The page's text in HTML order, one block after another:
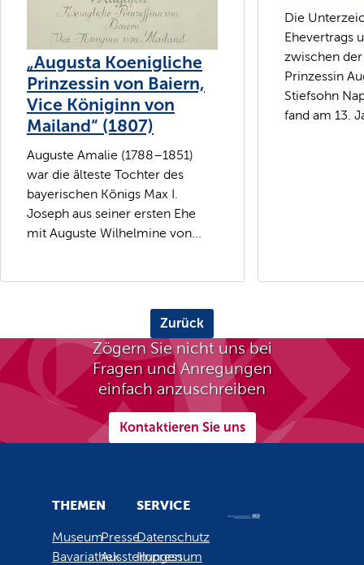
„Augusta Koenigliche
Prinzessin von Baiern,
Vice Königinn von
Mailand“ (1807)
Auguste Amalie (1788–1851)
war die älteste Tochter des
bayerischen Königs Max I.
Joseph aus seiner ersten Ehe
mit Auguste Wilhelmine von...
Die
Ehevertrags
zwischen
Prinzessin
Stiefsohn
fand am 13.
Zurück
Zögern Sie nicht uns bei
Fragen und Anregungen
einfach anzuschreiben
Kontaktieren Sie uns
THEMEN
Museum
Bavariathek
Presse
Ausstellungen
SERVICE
Datenschutz
Impressum